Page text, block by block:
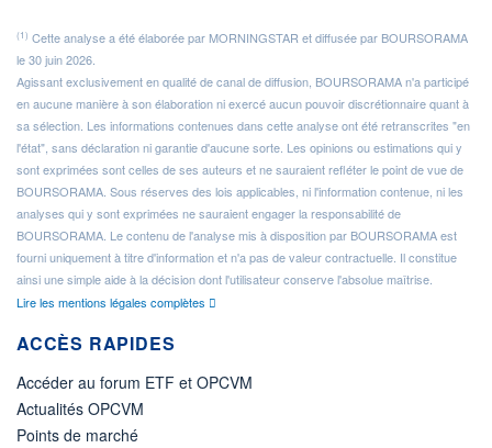
(1) Cette analyse a été élaborée par MORNINGSTAR et diffusée par BOURSORAMA
le 30 juin 2026.
Agissant exclusivement en qualité de canal de diffusion, BOURSORAMA n'a participé
en aucune manière à son élaboration ni exercé aucun pouvoir discrétionnaire quant à
sa sélection. Les informations contenues dans cette analyse ont été retranscrites "en
l'état", sans déclaration ni garantie d'aucune sorte. Les opinions ou estimations qui y
sont exprimées sont celles de ses auteurs et ne sauraient refléter le point de vue de
BOURSORAMA. Sous réserves des lois applicables, ni l'information contenue, ni les
analyses qui y sont exprimées ne sauraient engager la responsabilité de
BOURSORAMA. Le contenu de l'analyse mis à disposition par BOURSORAMA est
fourni uniquement à titre d'information et n'a pas de valeur contractuelle. Il constitue
ainsi une simple aide à la décision dont l'utilisateur conserve l'absolue maîtrise.
Lire les mentions légales complètes
ACCÈS RAPIDES
Accéder au forum ETF et OPCVM
Actualités OPCVM
Points de marché